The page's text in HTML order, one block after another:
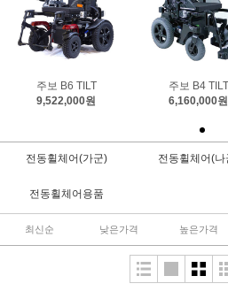
주보 B6 TILT
9,522,000원
주보 B4 TILT
6,160,000원
전동휠체어(가군) 전동휠체어(나
전동휠체어용품
최신순 낮은가격 높은가격